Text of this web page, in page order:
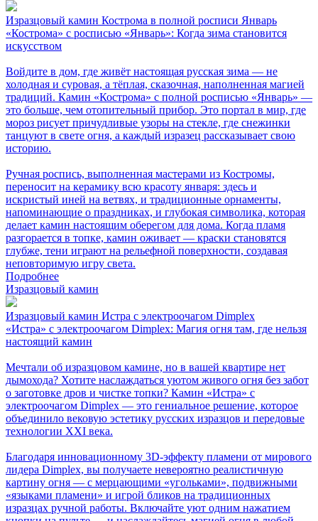
Изразцовый камин Кострома в полной росписи Январь
«Кострома» с росписью «Январь»: Когда зима становится
искусством
Войдите в дом, где живёт настоящая русская зима — не
холодная и суровая, а тёплая, сказочная, наполненная магией
традиций. Камин «Кострома» с полной росписью «Январь» —
это больше, чем отопительный прибор. Это портал в мир, где
мороз рисует причудливые узоры на стекле, где снежинки
танцуют в свете огня, а каждый изразец рассказывает свою
историю.
Ручная роспись, выполненная мастерами из Костромы,
переносит на керамику всю красоту января: здесь и
искристый иней на ветвях, и традиционные орнаменты,
напоминающие о праздниках, и глубокая символика, которая
делает камин настоящим оберегом для дома. Когда пламя
разгорается в топке, камин оживает — краски становятся
глубже, тени играют на рельефной поверхности, создавая
неповторимую игру света.
Подробнее
Изразцовый камин
Изразцовый камин Истра с электроочагом Dimplex
«Истра» с электроочагом Dimplex: Магия огня там, где нельзя
настоящий камин
Мечтали об изразцовом камине, но в вашей квартире нет
дымохода? Хотите наслаждаться уютом живого огня без забот
о заготовке дров и чистке топки? Камин «Истра» с
электроочагом Dimplex — это гениальное решение, которое
объединило вековую эстетику русских изразцов и передовые
технологии XXI века.
Благодаря инновационному 3D-эффекту пламени от мирового
лидера Dimplex, вы получаете невероятно реалистичную
картину огня — с мерцающими «угольками», подвижными
«языками пламени» и игрой бликов на традиционных
изразцах ручной работы. Включайте уют одним нажатием